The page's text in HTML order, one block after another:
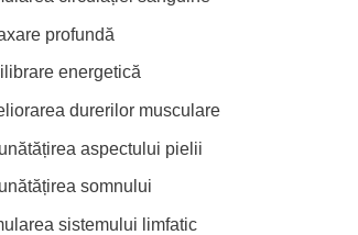
profundă
energetică
durerilor musculare
aspectului pielii
somnului
sistemului limfatic